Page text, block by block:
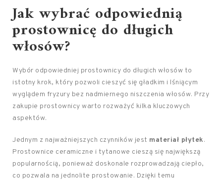
Jak wybrać odpowiednią
prostownicę do długich
włosów?
Wybór odpowiedniej prostownicy do długich włosów to
istotny krok, który pozwoli cieszyć się gładkim i lśniącym
wyglądem fryzury bez nadmiernego niszczenia włosów. Przy
zakupie prostownicy warto rozważyć kilka kluczowych
aspektów.
Jednym z najważniejszych czynników jest materiał płytek.
Prostownice ceramiczne i tytanowe cieszą się największą
popularnością, ponieważ doskonale rozprowadzają ciepło,
co pozwala na jednolite prostowanie. Dzięki temu